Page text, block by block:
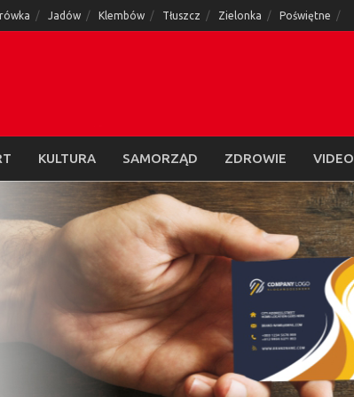
Jadów Klembów Tłuszcz Zielonka Poświętne
KULTURA SAMORZĄD ZDROWIE VIDEO